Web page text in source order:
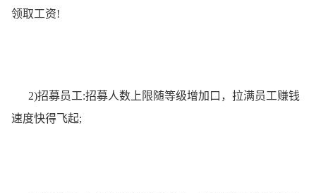
领取工资!
2)招募员工:招募人数上限随等级增加口，拉满员工赚钱
速度快得飞起;